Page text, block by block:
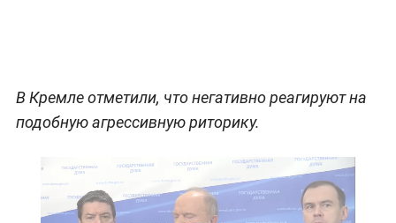
В Кремле отметили, что негативно реагируют на
подобную агрессивную риторику.